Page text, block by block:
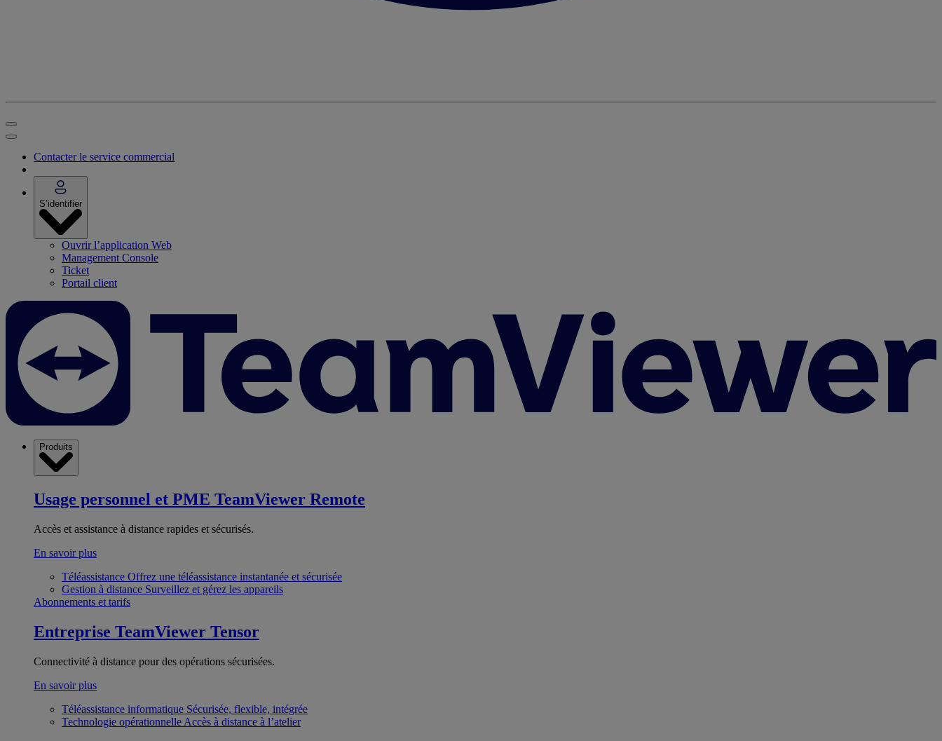
Contacter le service commercial
S’identifier
Ouvrir l’application Web
Management Console
Ticket
Portail client
Produits
Usage personnel et PME TeamViewer Remote
Accès et assistance à distance rapides et sécurisés.
En savoir plus
Téléassistance Offrez une téléassistance instantanée et sécurisée
Gestion à distance Surveillez et gérez les appareils
Abonnements et tarifs
Entreprise TeamViewer Tensor
Connectivité à distance pour des opérations sécurisées.
En savoir plus
Téléassistance informatique Sécurisée, flexible, intégrée
Technologie opérationnelle Accès à distance à l’atelier